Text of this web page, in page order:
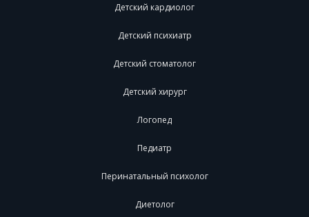
Детский кардиолог
Детский психиатр
Детский стоматолог
Детский хирург
Логопед
Педиатр
Перинатальный психолог
Диетолог